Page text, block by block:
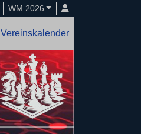
WM 2026
Vereinskalender